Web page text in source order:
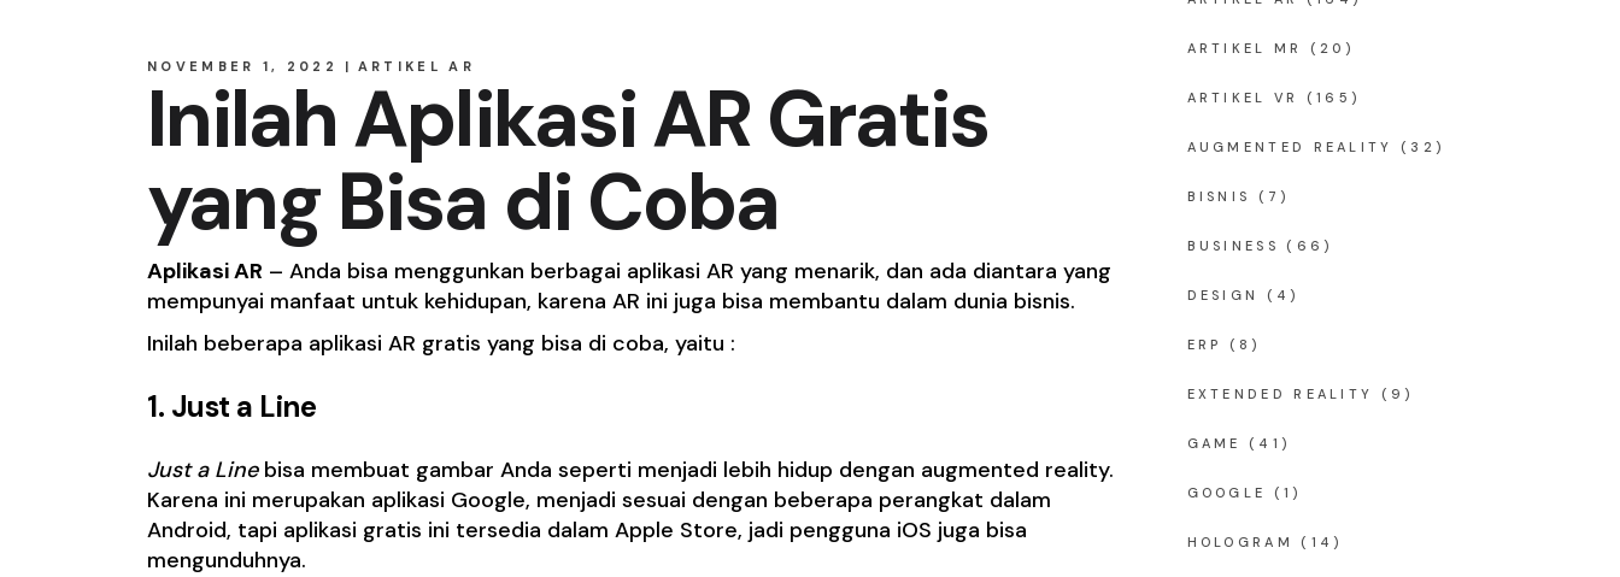
NOVEMBER 1, 2022 ARTIKEL AR
Inilah Aplikasi AR Gratis
yang Bisa di Coba
Aplikasi AR – Anda bisa menggunkan berbagai aplikasi AR yang menarik, dan ada diantara yang
mempunyai manfaat untuk kehidupan, karena AR ini juga bisa membantu dalam dunia bisnis.
Inilah beberapa aplikasi AR gratis yang bisa di coba, yaitu :
1. Just a Line
Just a Linebisa membuat gambar Anda seperti menjadi lebih hidup dengan augmented reality.
Karena ini merupakan aplikasi Google, menjadi sesuai dengan beberapa perangkat dalam
Android, tapi aplikasi gratis ini tersedia dalam Apple Store, jadi pengguna iOS juga bisa
mengunduhnya.
ARTIKEL MR (20)
ARTIKEL VR (165)
AUGMENTED REALITY (32)
BISNIS (7)
BUSINESS (66)
DESIGN (4)
ERP (8)
EXTENDED REALITY (9)
GAME (41)
GOOGLE (1)
HOLOGRAM (14)